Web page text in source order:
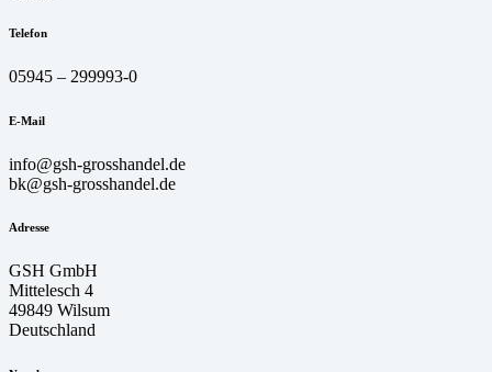
Telefon
05945 – 299993-0
E-Mail
info@gsh-grosshandel.de
bk@gsh-grosshandel.de
Adresse
GSH GmbH
Mittelesch 4
49849 Wilsum
Deutschland